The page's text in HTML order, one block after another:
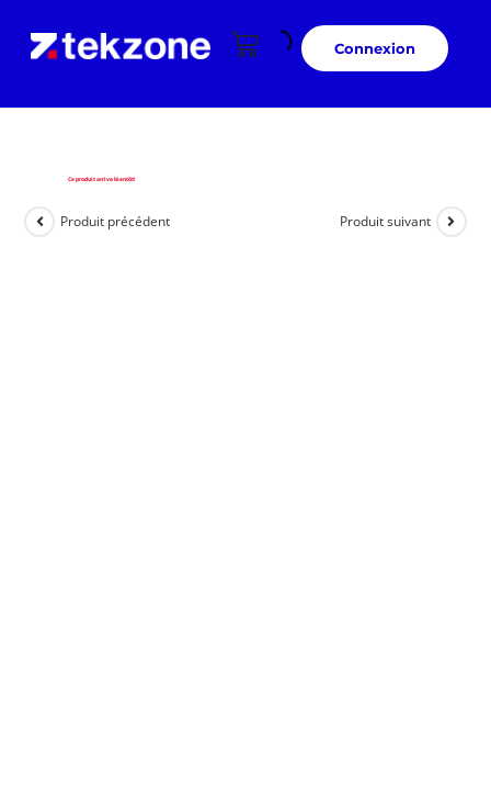
Connexion
Ce produit arrive bientôt!
Produit précédent Produit suivant